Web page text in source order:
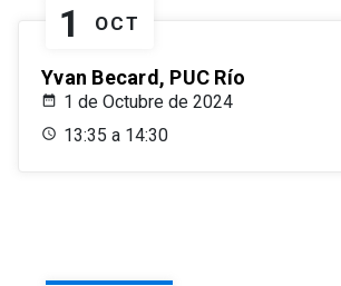
1 OCT
Yvan Becard, PUC Río
1 de Octubre de 2024
13:35 a 14:30